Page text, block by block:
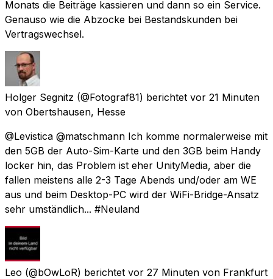
Monats die Beiträge kassieren und dann so ein Service.
Genauso wie die Abzocke bei Bestandskunden bei
Vertragswechsel.
Holger Segnitz (@Fotograf81) berichtet vor 21 Minuten
von Obertshausen, Hesse
@Levistica @matschmann Ich komme normalerweise mit
den 5GB der Auto-Sim-Karte und den 3GB beim Handy
locker hin, das Problem ist eher UnityMedia, aber die
fallen meistens alle 2-3 Tage Abends und/oder am WE
aus und beim Desktop-PC wird der WiFi-Bridge-Ansatz
sehr umständlich... #Neuland
Leo (@bOwLoR) berichtet vor 27 Minuten von Frankfurt